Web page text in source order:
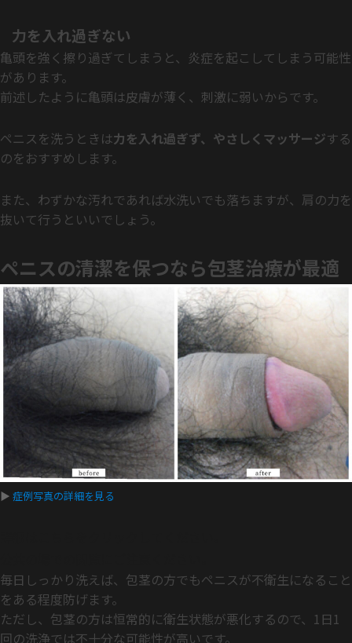
力を入れ過ぎない
亀頭を強く擦り過ぎてしまうと、炎症を起こしてしまう可能性
があります。
前述したように亀頭は皮膚が薄く、刺激に弱いからです。
ペニスを洗うときは力を入れ過ぎず、やさしくマッサージする
のをおすすめします。
また、わずかな汚れであれば水洗いでも落ちますが、肩の力を
抜いて行うといいでしょう。
ペニスの清潔を保つなら包茎治療が最適
▶ 症例写真の詳細を見る
毎日しっかり洗えば、包茎の方でもペニスが不衛生になること
をある程度防げます。
ただし、包茎の方は恒常的に衛生状態が悪化するので、1日1
回の洗浄では不十分な可能性が高いです。